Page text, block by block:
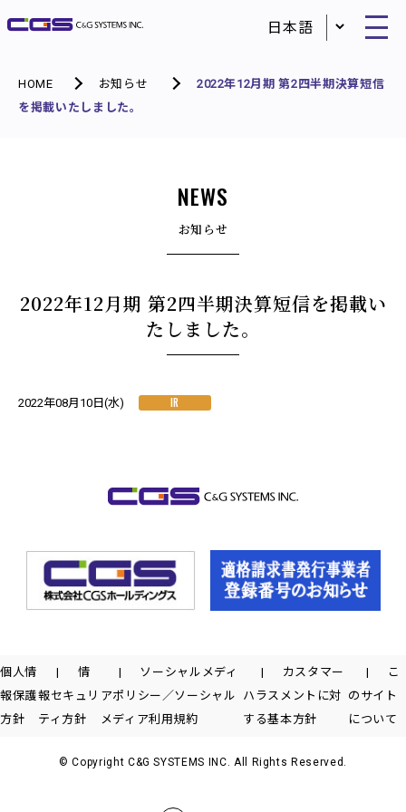
HOME お知らせ
2022年12月期 第2四半期決算短信
を掲載いたしました。
NEWS
お知らせ
2022年12月期 第2四半期決算短信を掲載い
たしました。
2022年08月10日(水) IR
個人情
報保護
方針
情
報セキュリ
ティ方針
ソーシャルメディ
アポリシー／ソーシャル
メディア利用規約
カスタマー
ハラスメントに対
する基本方針
こ
のサイト
について
© Copyright C&G SYSTEMS INC. All Rights Reserved.